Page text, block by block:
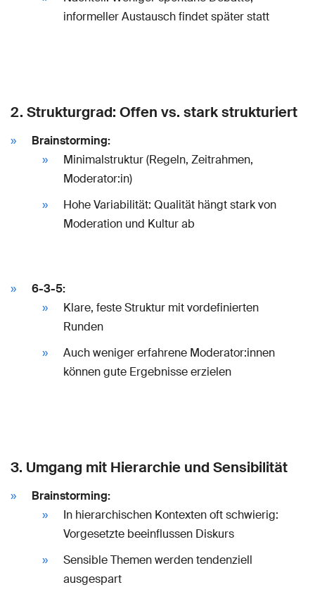
informeller Austausch findet später statt
2. Strukturgrad: Offen vs. stark strukturiert
Brainstorming:
Minimalstruktur (Regeln, Zeitrahmen,
Moderator:in)
Hohe Variabilität: Qualität hängt stark von
Moderation und Kultur ab
6-3-5:
Klare, feste Struktur mit vordefinierten
Runden
Auch weniger erfahrene Moderator:innen
können gute Ergebnisse erzielen
3. Umgang mit Hierarchie und Sensibilität
Brainstorming:
In hierarchischen Kontexten oft schwierig:
Vorgesetzte beeinflussen Diskurs
Sensible Themen werden tendenziell
ausgespart